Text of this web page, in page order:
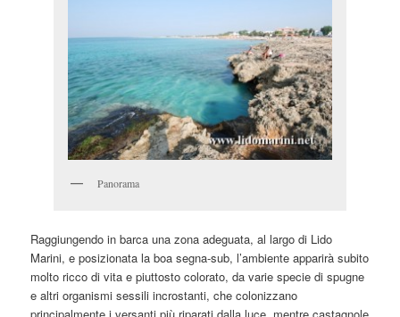
Panorama
Raggiungendo in barca una zona adeguata, al largo di Lido
Marini, e posizionata la boa segna-sub, l’ambiente apparirà subito
molto ricco di vita e piuttosto colorato, da varie specie di spugne
e altri organismi sessili incrostanti, che colonizzano